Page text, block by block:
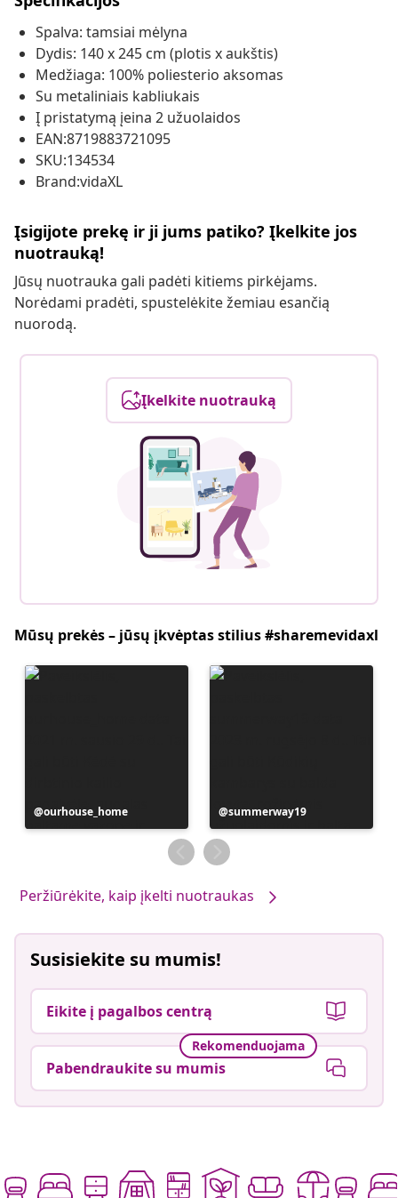
Spalva: tamsiai mėlyna
Dydis: 140 x 245 cm (plotis x aukštis)
Medžiaga: 100% poliesterio aksomas
Su metaliniais kabliukais
Į pristatymą įeina 2 užuolaidos
EAN:8719883721095
SKU:134534
Brand:vidaXL
Įsigijote prekę ir ji jums patiko? Įkelkite jos
nuotrauką!
Jūsų nuotrauka gali padėti kitiems pirkėjams.
Norėdami pradėti, spustelėkite žemiau esančią
nuorodą.
Įkelkite nuotrauką
Mūsų prekės – jūsų įkvėptas stilius #sharemevidaxl
Įrašą
paskelbė
ourhouse_home
Įrašą
paskelbė
summerway19
Peržiūrėkite, kaip įkelti nuotraukas
Susisiekite su mumis!
Eikite į pagalbos centrą
Rekomenduojama
Pabendraukite su mumis